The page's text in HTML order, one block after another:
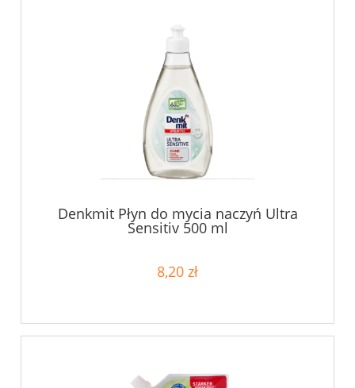
Denkmit Płyn do mycia naczyń Ultra
Sensitiv 500 ml
8,20 zł